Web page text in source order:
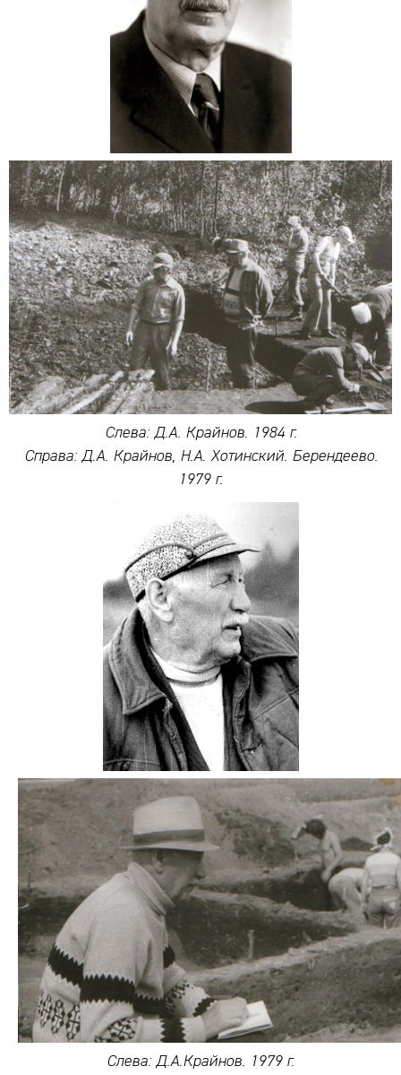
Слева: Д.А. Крайнов. 1984 г.
Справа: Д.А. Крайнов, Н.А. Хотинский. Берендеево.
1979 г.
Слева: Д.А.Крайнов. 1979 г.